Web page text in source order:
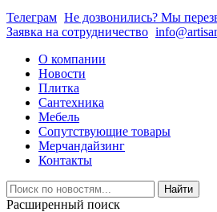
Телеграм Не дозвонились? Мы
Заявка на сотрудничество
О компании
Новости
Плитка
Сантехника
Мебель
Сопутствующие товары
Мерчандайзинг
Контакты
Найти
Расширенный поиск